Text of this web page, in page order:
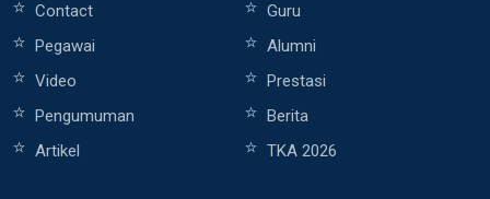
Contact
Guru
Pegawai
Alumni
Video
Prestasi
Pengumuman
Berita
Artikel
TKA 2026